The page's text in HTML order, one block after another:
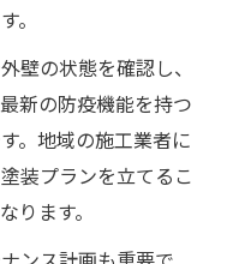
。
壁の状態を確認し、
新の防疫機能を持つ
。地域の施工業者に
装プランを立てるこ
ります。